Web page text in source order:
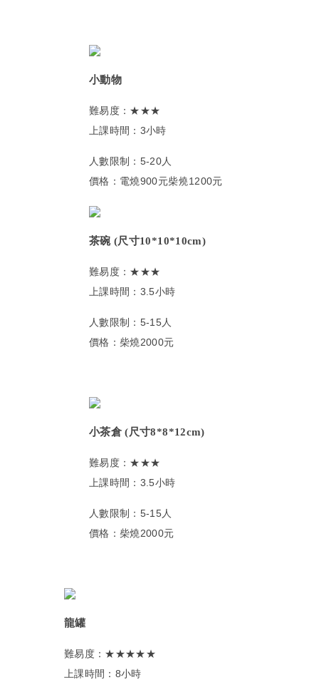
小動物
難易度：★★★
上課時間：3小時
人數限制：5-20人
價格：電燒900元柴燒1200元
茶碗 (尺寸10*10*10cm)
難易度：★★★
上課時間：3.5小時
人數限制：5-15人
價格：柴燒2000元
小茶倉 (尺寸8*8*12cm)
難易度：★★★
上課時間：3.5小時
人數限制：5-15人
價格：柴燒2000元
龍罐
難易度：★★★★★
上課時間：8小時